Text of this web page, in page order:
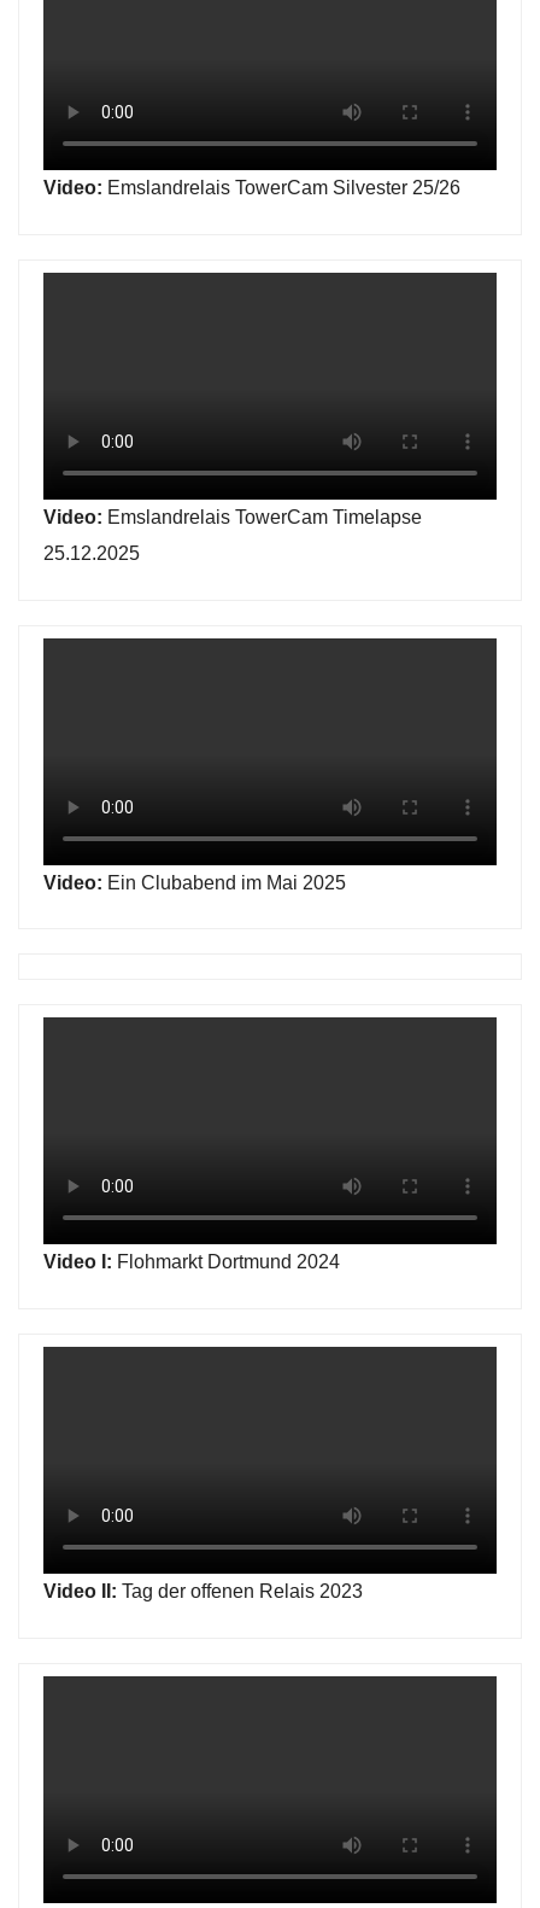
Video: Emslandrelais TowerCam Silvester 25/26
Video: Emslandrelais TowerCam Timelapse
25.12.2025
Video: Ein Clubabend im Mai 2025
Video I: Flohmarkt Dortmund 2024
Video II: Tag der offenen Relais 2023